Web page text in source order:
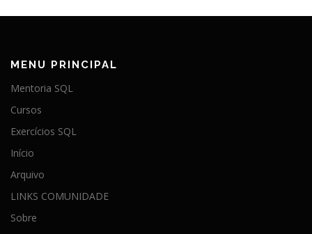
MENU PRINCIPAL
Mentoria SQL
Cursos
Exercícios SQL
Início
Arquivo
LINKS COMUNIDADE
Sobre